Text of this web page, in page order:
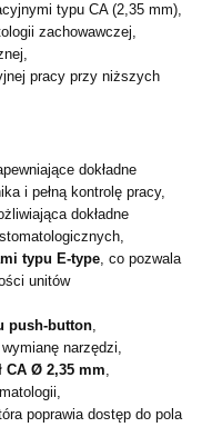
typu CA (2,35 mm),
zachowawczej,
pracy przy niższych
dokładne
i pełną kontrolę pracy,
dokładne
typu E-type, co pozwala
unitów
push-button,
narzędzi,
CA Ø 2,35 mm,
poprawia dostęp do pola